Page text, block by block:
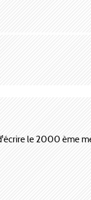
le 2000 ème